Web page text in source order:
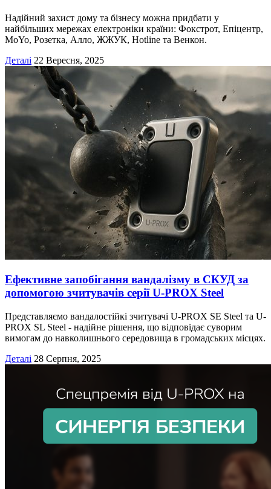
Надійний захист дому та бізнесу можна придбати у
найбільших мережах електроніки країни: Фокстрот, Епіцентр,
MoYo, Розетка, Алло, ЖЖУК, Hotline та Венкон.
Деталі 22 Вересня, 2025
Ефективне запобігання вандалізму в СКУД за
допомогою зчитувачів серії U-PROX Steel
Представляємо вандалостійкі зчитувачі U-PROX SE Steel та U-
PROX SL Steel - надійне рішення, що відповідає суворим
вимогам до навколишнього середовища в громадських місцях.
Деталі 28 Серпня, 2025